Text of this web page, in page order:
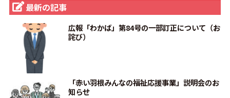
最新の記事
広報「わかば」第84号の一部訂正について（お
詫び）
「赤い羽根みんなの福祉応援事業」説明会のお
知らせ